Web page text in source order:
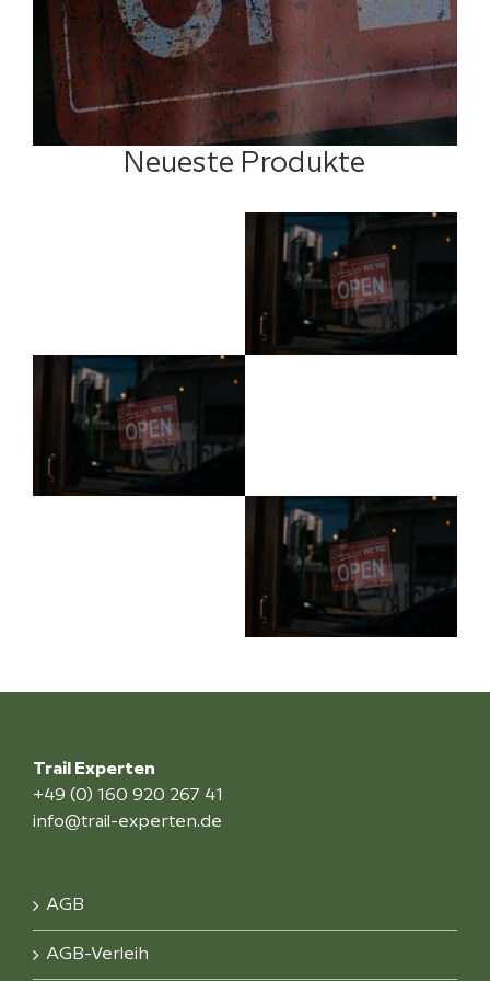
Neueste Produkte
Trail Experten
+49 (0) 160 920 267 41
info@trail-experten.de
AGB
AGB-Verleih